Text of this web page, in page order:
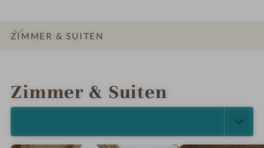
ZIMMER & SUITEN
Zimmer & Suiten